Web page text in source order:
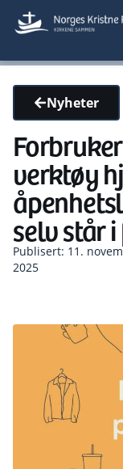
Nyheter
verktøy
selv står
Publisert: 11.
2025